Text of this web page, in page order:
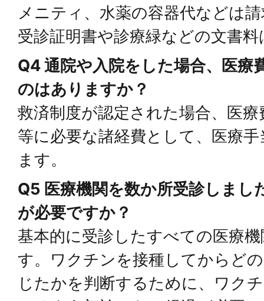
メニティ、水薬の容器代などは
受診証明書や診療緑などの文書
Q4 通院や入院をした場合、医療
のはありますか？
救済制度が認定された場合、医
等に必要な諸経費として、医療
ます。
Q5 医療機関を数か所受診しまし
が必要ですか？
基本的に受診したすべての医療
す。ワクチンを接種してからど
じたかを判断するために、ワク